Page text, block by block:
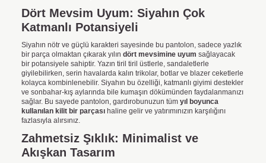
Dört Mevsim Uyum: Siyahın Çok
Katmanlı Potansiyeli
Siyahın nötr ve güçlü karakteri sayesinde bu pantolon, sadece yazlık
bir parça olmaktan çıkarak yılın dört mevsimine uyum sağlayacak
bir potansiyele sahiptir. Yazın tiril tiril üstlerle, sandaletlerle
giyilebilirken, serin havalarda kalın trikolar, botlar ve blazer ceketlerle
kolayca kombinlenebilir. Siyahın bu özelliği, katmanlı giyimi destekler
ve sonbahar-kış aylarında bile kumaşın dökümünden faydalanmanızı
sağlar. Bu sayede pantolon, gardırobunuzun tüm yıl boyunca
kullanılan kilit bir parçası haline gelir ve yatırımınızın karşılığını
fazlasıyla alırsınız.
Zahmetsiz Şıklık: Minimalist ve
Akışkan Tasarım